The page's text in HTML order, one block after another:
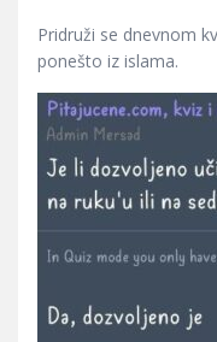
Pridruži se dnevnom
ponešto iz islama.